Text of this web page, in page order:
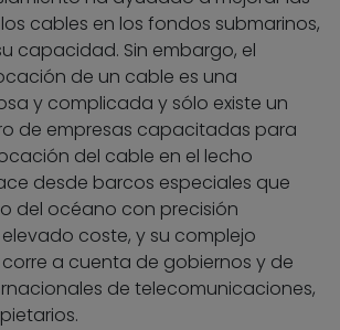
cables en los fondos submarinos,
capacidad. Sin embargo, el
de un cable es una
y complicada y sólo existe un
de empresas capacitadas para
del cable en el lecho
desde barcos especiales que
del océano con precisión
elevado coste, y su complejo
a cuenta de gobiernos y de
de telecomunicaciones,